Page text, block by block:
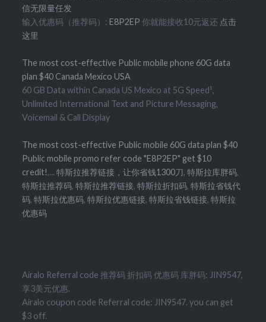
信无限量任发
输入优惠码（推荐码）:E8P2EP你就能接收10元返还 点击
这里
The most cost-effective Public mobile phone 60G data
plan $40 Canada Mexico USA
60 GB Data within Canada US Mexico at 5G Speed¹,
Unlimited International Text and Picture Messaging,
Voicemail & Call Display
The most cost-effective Public mobile 60G data plan $40
Public mobile promo refer code "E8P2EP" get $10
credit!,...特斯拉推荐链接，让你省钱1300刀,特斯拉库胖码,
特斯拉推荐码,特斯拉推荐链接,特斯拉折扣码,特斯拉省钱代
码,特斯拉优惠码,特斯拉优惠链接, 特斯拉省钱链接,特斯拉
优惠码
Airalo Referral code 推荐码 折扣码 优惠码 库胖码: JIN9547,
享3美元优惠.
Airalo coupon code Referral code: JIN9547. you can get
$3 off.